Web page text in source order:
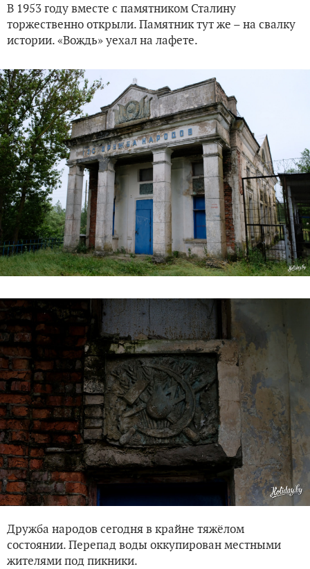
В 1953 году вместе с памятником Сталину
торжественно открыли. Памятник тут же – на свалку
истории. «Вождь» уехал на лафете.
Дружба народов сегодня в крайне тяжёлом
состоянии. Перепад воды оккупирован местными
жителями под пикники.